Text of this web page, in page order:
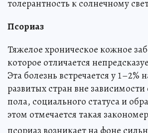
толерантность к солнечному
Псориаз
Тяжелое хроническое кожное
которое отличается
Эта болезнь встречается у 1–2%
развитых стран вне зависимости
пола, социального статуса и
этом отмечается такая